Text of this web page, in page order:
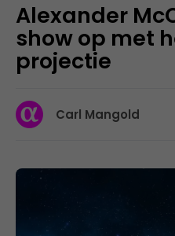
Alexander
show op met
projectie
Carl Mangold